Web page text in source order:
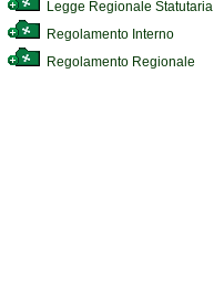
Legge Regionale Statutaria
Regolamento Interno
Regolamento Regionale